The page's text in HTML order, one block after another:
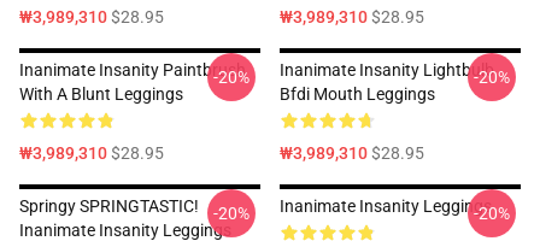
₩3,989,310$28.95 ₩3,989,310$28.95
Inanimate Insanity Paintbrush
With A Blunt Leggings
₩3,989,310$28.95
-20%
Inanimate Insanity Lightbulb
Bfdi Mouth Leggings
₩3,989,310$28.95
-20%
Springy SPRINGTASTIC!
Inanimate Insanity Leggings
-20% Inanimate Insanity Leggings-20%